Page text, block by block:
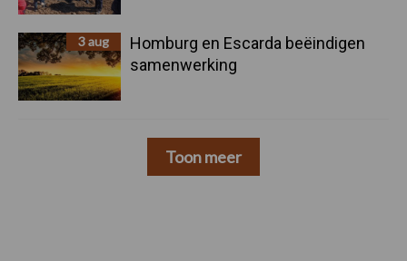
3 aug
Homburg en Escarda beëindigen
samenwerking
Toon meer